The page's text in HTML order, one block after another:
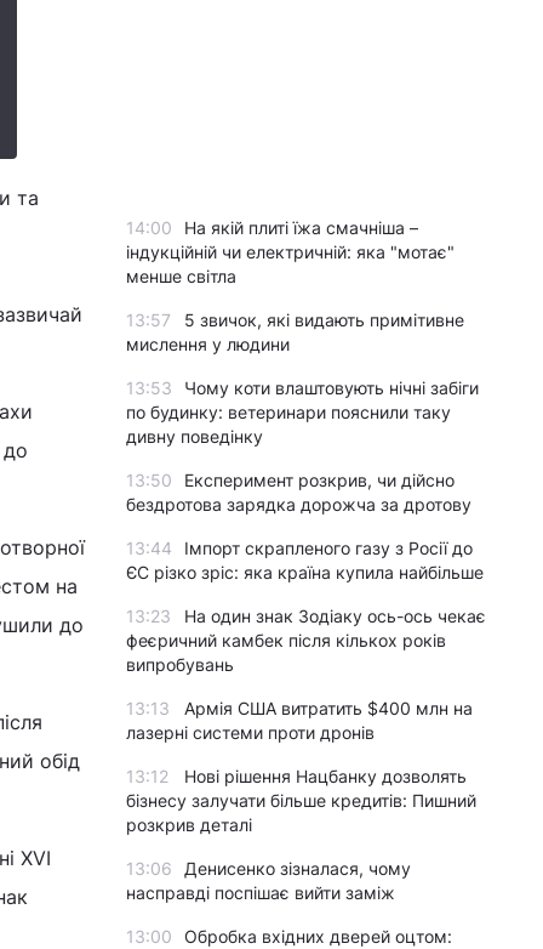
та
до
на
до
обід
XVI
14:00
На якій плиті їжа смачніша –
індукційній чи електричній: яка "мотає"
менше світла
13:57
5 звичок, які видають примітивне
мислення у людини
13:53
Чому коти влаштовують нічні забіги
по будинку: ветеринари пояснили таку
дивну поведінку
13:50
Експеримент розкрив, чи дійсно
бездротова зарядка дорожча за дротову
13:44
Імпорт скрапленого газу з Росії до
ЄС різко зріс: яка країна купила найбільше
13:23
На один знак Зодіаку ось-ось чекає
феєричний камбек після кількох років
випробувань
13:13
Армія США витратить $400 млн на
лазерні системи проти дронів
13:12
Нові рішення Нацбанку дозволять
бізнесу залучати більше кредитів: Пишний
розкрив деталі
13:06
Денисенко зізналася, чому
насправді поспішає вийти заміж
13:00
Обробка вхідних дверей оцтом: